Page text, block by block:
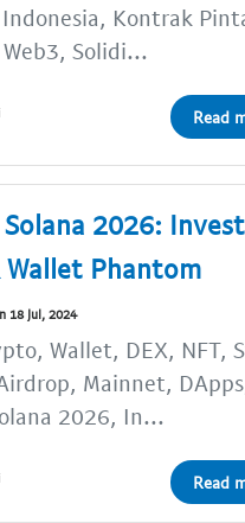
Indonesia, Kontrak
Solidi...
Read
2026:
Phantom
18 Jul, 2024
Wallet, DEX, NFT,
Mainnet,
2026, In...
Read